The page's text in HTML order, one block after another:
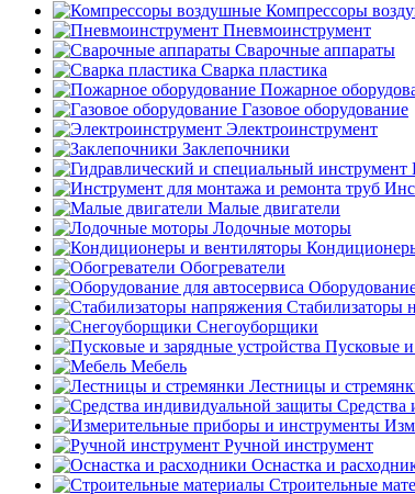
Компрессоры
Пневмоинструмент
Сварочные аппараты
Сварка пластика
Пожарное
Газовое оборудование
Электроинструмент
Заклепочники
Малые двигатели
Лодочные моторы
Обогреватели
Стабилизаторы
Снегоуборщики
Пусковые и
Мебель
Лестницы и
Средства
Ручной инструмент
Оснастка и
Строительные